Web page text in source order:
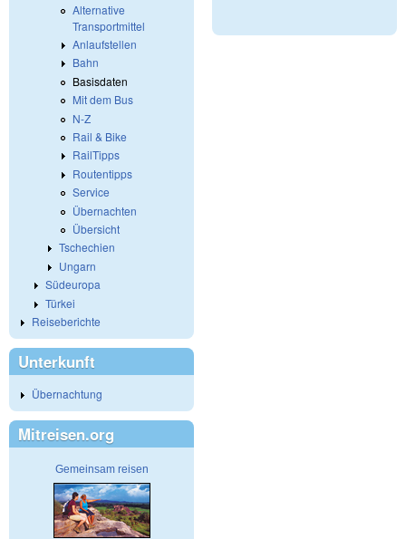
Alternative
Transportmittel
Anlaufstellen
Bahn
Basisdaten
Mit dem Bus
N-Z
Rail & Bike
RailTipps
Routentipps
Service
Übernachten
Übersicht
Tschechien
Ungarn
Südeuropa
Türkei
Reiseberichte
Unterkunft
Übernachtung
Mitreisen.org
Gemeinsam reisen